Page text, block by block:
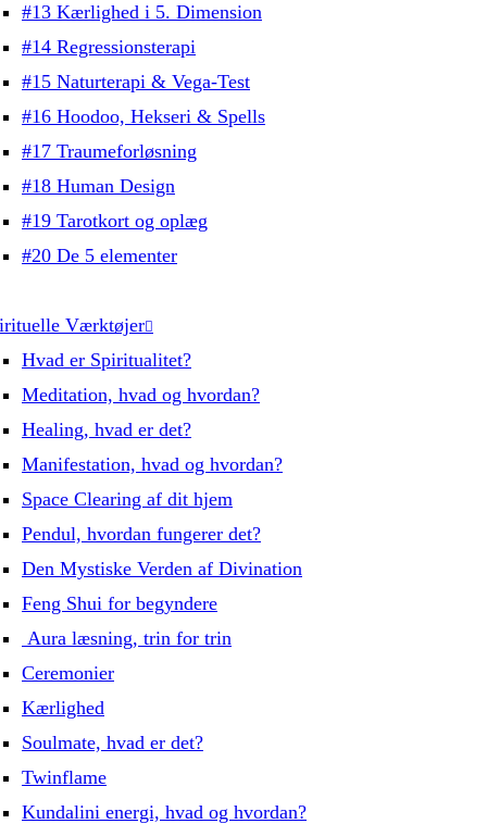
#13 Kærlighed i 5. Dimension
#14 Regressionsterapi
#15 Naturterapi & Vega-Test
#16 Hoodoo, Hekseri & Spells
#17 Traumeforløsning
#18 Human Design
#19 Tarotkort og oplæg
#20 De 5 elementer
Værktøjer
Hvad er Spiritualitet?
Meditation, hvad og hvordan?
Healing, hvad er det?
Manifestation, hvad og hvordan?
Space Clearing af dit hjem
Pendul, hvordan fungerer det?
Den Mystiske Verden af Divination
Feng Shui for begyndere
Aura læsning, trin for trin
Ceremonier
Kærlighed
Soulmate, hvad er det?
Twinflame
Kundalini energi, hvad og hvordan?